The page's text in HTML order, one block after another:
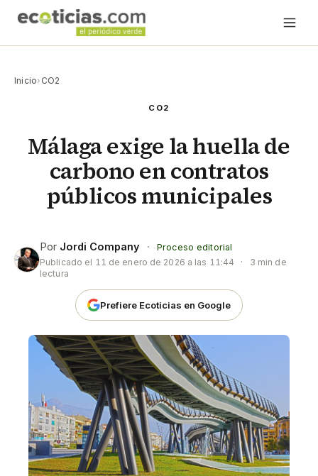
Inicio› CO2
CO2
Málaga exige la huella de
carbono en contratos
públicos municipales
Por Jordi Company ·
Proceso editorial
Publicado el 11 de enero de 2026 a las 11:44 ·
3 min de
lectura
Prefiere Ecoticias en Google